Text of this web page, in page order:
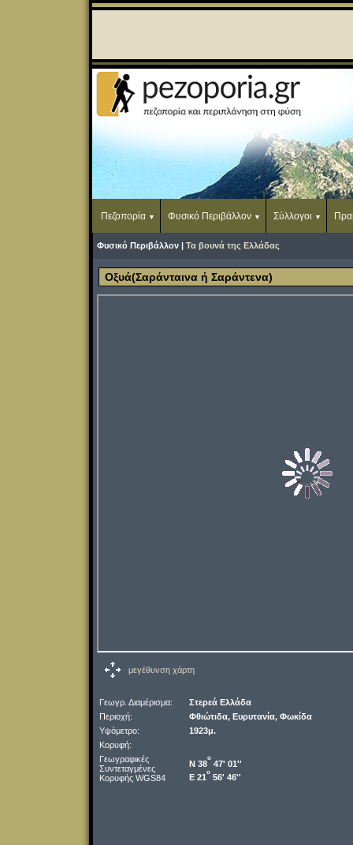
Πεζοπορία Φυσικό Περιβάλλον Σύλλογοι
Φυσικό Περιβάλλον | Τα βουνά της Ελλάδας
Οξυά(Σαράνταινα ή Σαράντενα)
μεγέθυνση χάρτη
Γεωγρ. Διαμέρισμα:
Στερεά Ελλάδα
Περιοχή:
Φθιώτιδα, Ευρυτανία, Φωκίδα
Υψόμετρο:
1923μ.
Κορυφή:
Γεωγραφικές
Συντεταγμένες
Κορυφής WGS84
Ν 38
o
47' 01''
Ε 21
o
56' 46''